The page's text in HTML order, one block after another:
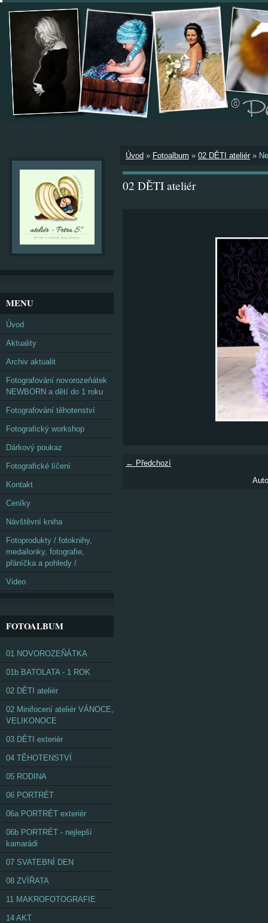
Úvod » Fotoalbum » 02 DĚTI ateliér »
02 DĚTI ateliér
← Předchozí
MENU
Úvod
Aktuality
Archiv aktualit
Fotografování novorozeňátek
NEWBORN a dětí do 1 roku
Fotografování těhotenství
Fotografický workshop
Dárkový poukaz
Fotografické líčení
Kontakt
Ceníky
Návštěvní kniha
Fotoprodukty / fotoknihy,
medailonky, fotografie,
přáníčka a pohledy /
Video
FOTOALBUM
01 NOVOROZEŇÁTKA
01b BATOLATA - 1 ROK
02 DĚTI ateliér
02 Minifocení ateliér VÁNOCE,
VELIKONOCE
03 DĚTI exteriér
04 TĚHOTENSTVÍ
05 RODINA
06 PORTRÉT
06a PORTRÉT exteriér
06b PORTRÉT - nejlepší
kamarádi
07 SVATEBNÍ DEN
08 ZVÍŘATA
11 MAKROFOTOGRAFIE
14 AKT